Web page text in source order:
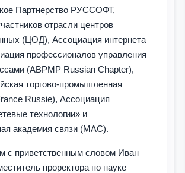
Партнерство РУССОФТ,
отрасли центров
(ЦОД), Ассоциация интернета
профессионалов управления
(ABPMP Russian Chapter),
торгово-промышленная
Russie), Ассоциация
технологии» и
академия связи (МАС).
с приветственным словом Иван
проректора по науке